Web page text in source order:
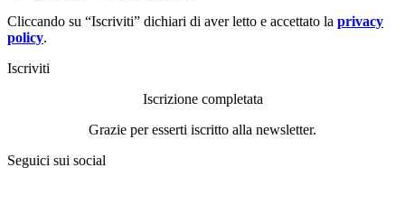
Cliccando su “Iscriviti” dichiari di aver letto e accettato la privacy
policy.
Iscriviti
Iscrizione completata
Grazie per esserti iscritto alla newsletter.
Seguici sui social